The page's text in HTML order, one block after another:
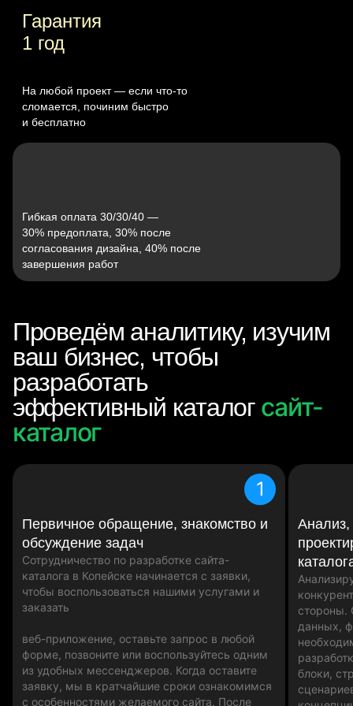
Гарантия
1 год
На любой проект — если что‑то
сломается, починим быстро
и бесплатно
Гибкая оплата 30/30/40 —
30% предоплата, 30% после
согласования дизайна, 40% после
завершения работ
Проведём аналитику, изучим
ваш бизнес, чтобы
разработать
эффективный каталог сайт-
каталог
1
Первичное обращение, знакомство и
обсуждение задач
Сотрудничество по разработке сайта-
каталога в Копейске начинается с заявки,
чтобы воспользоваться нашими услугами и
заказать
веб-приложение, оставьте запрос в любой
форме, позвоните или воспользуйтесь одним
из удобных мессенджеров. Когда оставите
заявку, мы в кратчайшие сроки ознакомимся
с особенностями желаемого сайта. После
стороны.
данных,
блоки,